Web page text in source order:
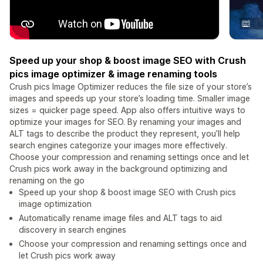
Speed up your shop & boost image SEO with Crush
pics image optimizer & image renaming tools
Crush pics Image Optimizer reduces the file size of your store’s
images and speeds up your store’s loading time. Smaller image
sizes = quicker page speed. App also offers intuitive ways to
optimize your images for SEO. By renaming your images and
ALT tags to describe the product they represent, you’ll help
search engines categorize your images more effectively.
Choose your compression and renaming settings once and let
Crush pics work away in the background optimizing and
renaming on the go
Speed up your shop & boost image SEO with Crush pics
image optimization
Automatically rename image files and ALT tags to aid
discovery in search engines
Choose your compression and renaming settings once and
let Crush pics work away